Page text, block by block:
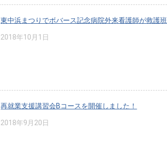
東中浜まつりでボバース記念病院外来看護師が救護
2018年10月1日
再就業支援講習会Bコースを開催しました！
2018年9月20日